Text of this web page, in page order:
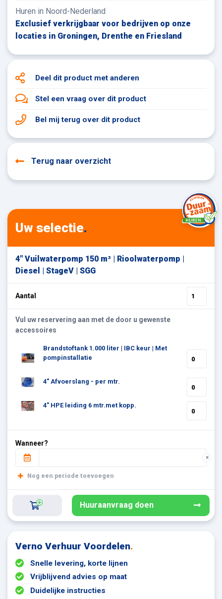
Huren in Noord-Nederland
Exclusief verkrijgbaar voor bedrijven op onze
locaties in Groningen, Drenthe en Friesland
Deel dit product met anderen
Stel een vraag over dit product
Bel mij terug over dit product
Terug naar overzicht
Uw selectie.
4" Vuilwaterpomp 150 m³ | Rioolwaterpomp |
Diesel | StageV | SGG
Aantal
Vul uw reservering aan met de door u gewenste
accessoires
Brandstoftank 1.000 liter | IBC keur | Met
pompinstallatie
4" Afvoerslang - per mtr.
4" HPE leiding 6 mtr.met kopp.
Wanneer?
×
Nog een periode toevoegen
Huuraanvraag doen
Verno Verhuur Voordelen.
Snelle levering, korte lijnen
Vrijblijvend advies op maat
Duidelijke instructies